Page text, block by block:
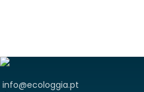
info@ecologgia.pt